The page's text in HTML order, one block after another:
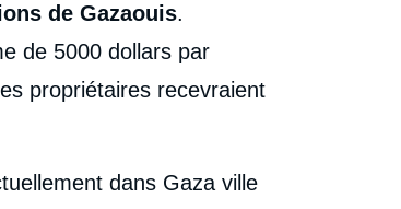
de Gazaouis.
de 5000 dollars par
propriétaires recevraient
dans Gaza ville